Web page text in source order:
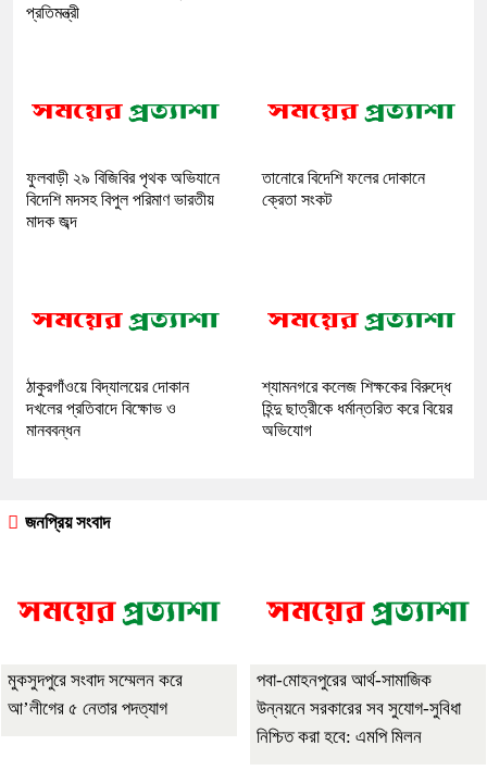
প্রতিমন্ত্রী
ফুলবাড়ী ২৯ বিজিবির পৃথক অভিযানে
বিদেশি মদসহ বিপুল পরিমাণ ভারতীয়
মাদক জব্দ
তানোরে বিদেশি ফলের দোকানে
ক্রেতা সংকট
ঠাকুরগাঁওয়ে বিদ্যালয়ের দোকান
দখলের প্রতিবাদে বিক্ষোভ ও
মানববন্ধন
শ্যামনগরে কলেজ শিক্ষকের বিরুদ্ধে
হিন্দু ছাত্রীকে ধর্মান্তরিত করে বিয়ের
অভিযোগ
জনপ্রিয় সংবাদ
মুকসুদপুরে সংবাদ সম্মেলন করে
আ’লীগের ৫ নেতার পদত্যাগ
পবা-মোহনপুরের আর্থ-সামাজিক
উন্নয়নে সরকারের সব সুযোগ-সুবিধা
নিশ্চিত করা হবে: এমপি মিলন